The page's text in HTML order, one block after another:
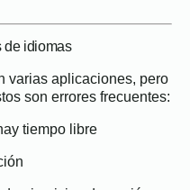
de idiomas
varias aplicaciones, pero
son errores frecuentes:
tiempo libre